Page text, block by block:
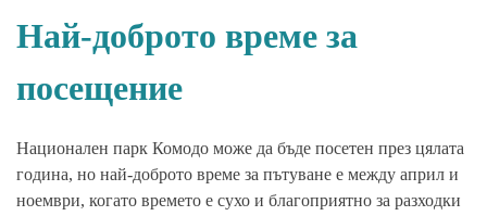
Най-доброто време за
посещение
Национален парк Комодо може да бъде посетен през цялата
година, но най-доброто време за пътуване е между април и
ноември, когато времето е сухо и благоприятно за разходки